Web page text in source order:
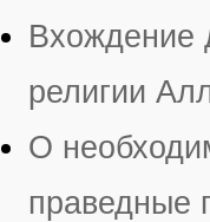
Вхождение
религии
О
праведные